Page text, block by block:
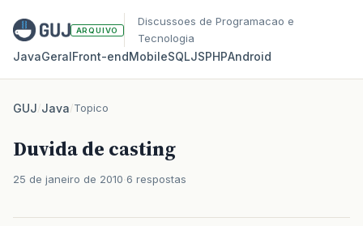
ARQUIVO
Discussoes de Programacao e
Tecnologia
JavaGeralFront‑endMobileSQLJSPHPAndroid
GUJ/Java/Topico
Duvida de casting
25 de janeiro de 2010 6 respostas